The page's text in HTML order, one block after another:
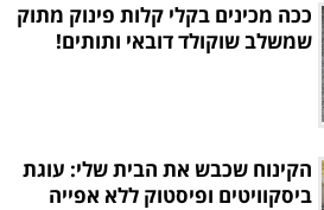
ככה מכינים בקלי קלות פינוק מתוק
שמשלב שוקולד דובאי ותותים!
הקינוח שכבש את הבית שלי: עוגת
ביסקוויטים ופיסטוק ללא אפייה